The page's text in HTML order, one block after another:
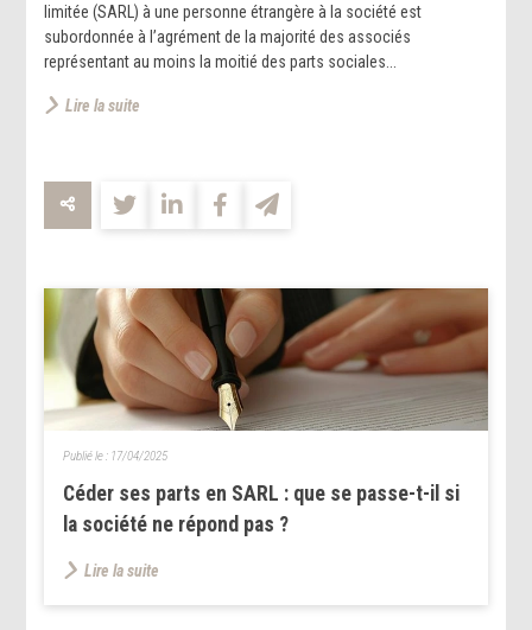
limitée (SARL) à une personne étrangère à la société est
subordonnée à l’agrément de la majorité des associés
représentant au moins la moitié des parts sociales...
Lire la suite
Céder ses parts en SARL : que se passe-t-il si
la société ne répond pas ?
Publié le : 17/04/2025
Lire la suite